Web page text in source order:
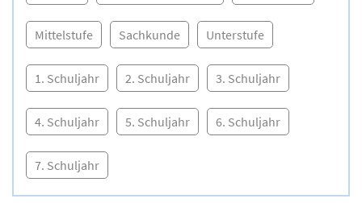
Mittelstufe Sachkunde Unterstufe
1. Schuljahr 2. Schuljahr 3. Schuljahr
4. Schuljahr 5. Schuljahr 6. Schuljahr
7. Schuljahr